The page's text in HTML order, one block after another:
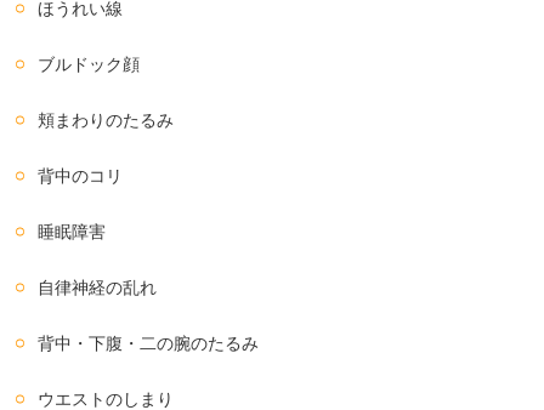
ほうれい線
ブルドック顔
頬まわりのたるみ
背中のコリ
睡眠障害
自律神経の乱れ
背中・下腹・二の腕のたるみ
ウエストのしまり